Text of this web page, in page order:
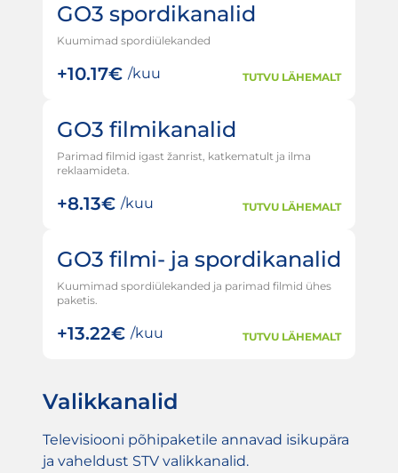
GO3 spordikanalid
Kuumimad spordiülekanded
+10.17€ /kuu TUTVU LÄHEMALT
GO3 filmikanalid
Parimad filmid igast žanrist, katkematult ja ilma
reklaamideta.
+8.13€ /kuu TUTVU LÄHEMALT
GO3 filmi- ja spordikanalid
Kuumimad spordiülekanded ja parimad filmid ühes
paketis.
+13.22€ /kuu TUTVU LÄHEMALT
Valikkanalid
Televisiooni põhipaketile annavad isikupära
ja vaheldust STV valikkanalid.